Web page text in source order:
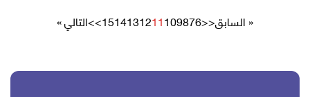
« السابق<<
6
7
8
9
10
11
12
13
14
15
>>التالي »